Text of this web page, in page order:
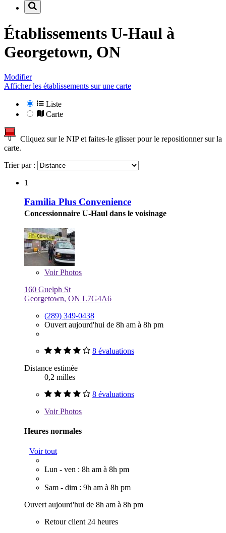
Établissements U-Haul à
Georgetown, ON
Modifier
Afficher les établissements sur une carte
Liste
Carte
Cliquez sur le NIP et faites-le glisser pour le repositionner sur la
carte.
Trier par :
1
Familia Plus Convenience
Concessionnaire U-Haul dans le voisinage
VoirPhotos
160 Guelph St
Georgetown, ON L7G4A6
(289) 349-0438
Ouvert aujourd'hui de 8h am à 8h pm
8 évaluations
Distance estimée
0,2 milles
8 évaluations
VoirPhotos
Heures normales
Voir tout
Lun - ven : 8h am à 8h pm
Sam - dim : 9h am à 8h pm
Ouvert aujourd'hui de 8h am à 8h pm
Retour client 24 heures